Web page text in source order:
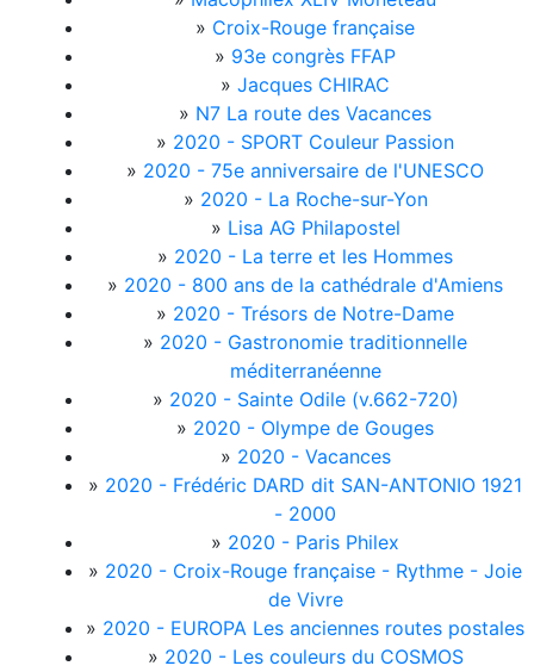
» Croix-Rouge française
» 93e congrès FFAP
» Jacques CHIRAC
» N7 La route des Vacances
» 2020 - SPORT Couleur Passion
» 2020 - 75e anniversaire de l'UNESCO
» 2020 - La Roche-sur-Yon
» Lisa AG Philapostel
» 2020 - La terre et les Hommes
» 2020 - 800 ans de la cathédrale d'Amiens
» 2020 - Trésors de Notre-Dame
» 2020 - Gastronomie traditionnelle
méditerranéenne
» 2020 - Sainte Odile (v.662-720)
» 2020 - Olympe de Gouges
» 2020 - Vacances
» 2020 - Frédéric DARD dit SAN-ANTONIO 1921
- 2000
» 2020 - Paris Philex
» 2020 - Croix-Rouge française - Rythme - Joie
de Vivre
» 2020 - EUROPA Les anciennes routes postales
» 2020 - Les couleurs du COSMOS